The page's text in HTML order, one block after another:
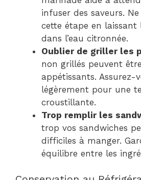
infuser des saveurs.
cette étape en
dans l’eau citronnée.
Oublier de griller les
non grillés peuvent
appétissants. Assurez-
légèrement pour une
croustillante.
Trop remplir les
trop vos sandwiches
difficiles à manger.
équilibre entre les